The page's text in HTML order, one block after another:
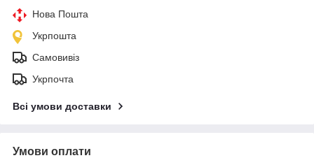
Нова Пошта
Укрпошта
Самовивіз
Укрпочта
Всі умови доставки
Умови оплати